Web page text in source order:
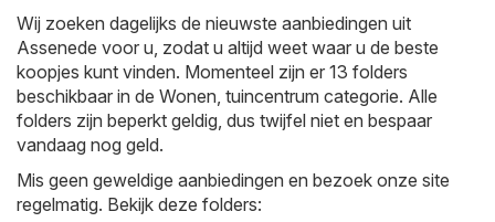
Wij zoeken dagelijks de nieuwste aanbiedingen uit
Assenede voor u, zodat u altijd weet waar u de beste
koopjes kunt vinden. Momenteel zijn er 13 folders
beschikbaar in de Wonen, tuincentrum categorie. Alle
folders zijn beperkt geldig, dus twijfel niet en bespaar
vandaag nog geld.
Mis geen geweldige aanbiedingen en bezoek onze site
regelmatig. Bekijk deze folders: